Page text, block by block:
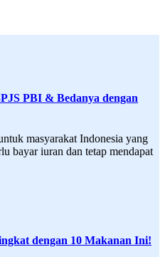
PBI & Bedanya dengan
masyarakat Indonesia yang
bayar iuran dan tetap mendapat
dengan 10 Makanan Ini!